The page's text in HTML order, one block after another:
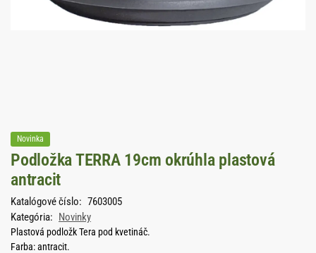
Novinka
Podložka TERRA 19cm okrúhla plastová
antracit
Katalógové číslo: 7603005
Kategória: Novinky
Plastová podložk Tera pod kvetináč.
Farba: antracit.